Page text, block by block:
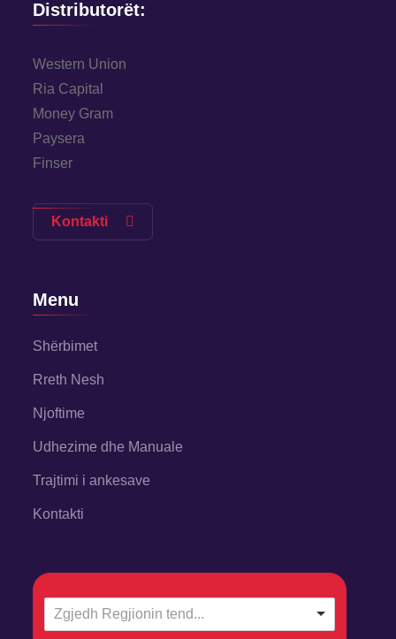
Distributorët:
Western Union
Ria Capital
Money Gram
Paysera
Finser
Kontakti
Menu
Shërbimet
Rreth Nesh
Njoftime
Udhezime dhe Manuale
Trajtimi i ankesave
Kontakti
Zgjedh Regjionin tend...